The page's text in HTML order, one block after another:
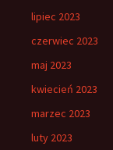
lipiec 2023
czerwiec 2023
maj 2023
kwiecień 2023
marzec 2023
luty 2023